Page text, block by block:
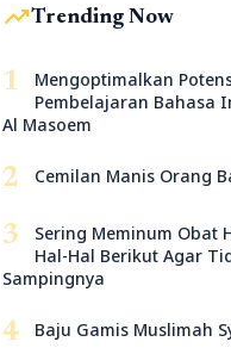
trending_upTrending Now
1
Mengoptimalkan
Pembelajaran Bahasa
Al Masoem
2 Cemilan Manis Orang
3
Sering Meminum Obat
Hal-Hal Berikut Agar
Sampingnya
4 Baju Gamis Muslimah